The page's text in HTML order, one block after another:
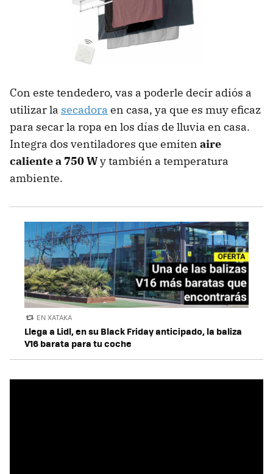
Con este tendedero, vas a poderle decir adiós a
utilizar la secadora en casa, ya que es muy eficaz
para secar la ropa en los días de lluvia en casa.
Integra dos ventiladores que emiten aire
caliente a 750 Wy también a temperatura
ambiente.
EN XATAKA
Llega a Lidl, en su Black Friday anticipado, la baliza
V16 barata para tu coche